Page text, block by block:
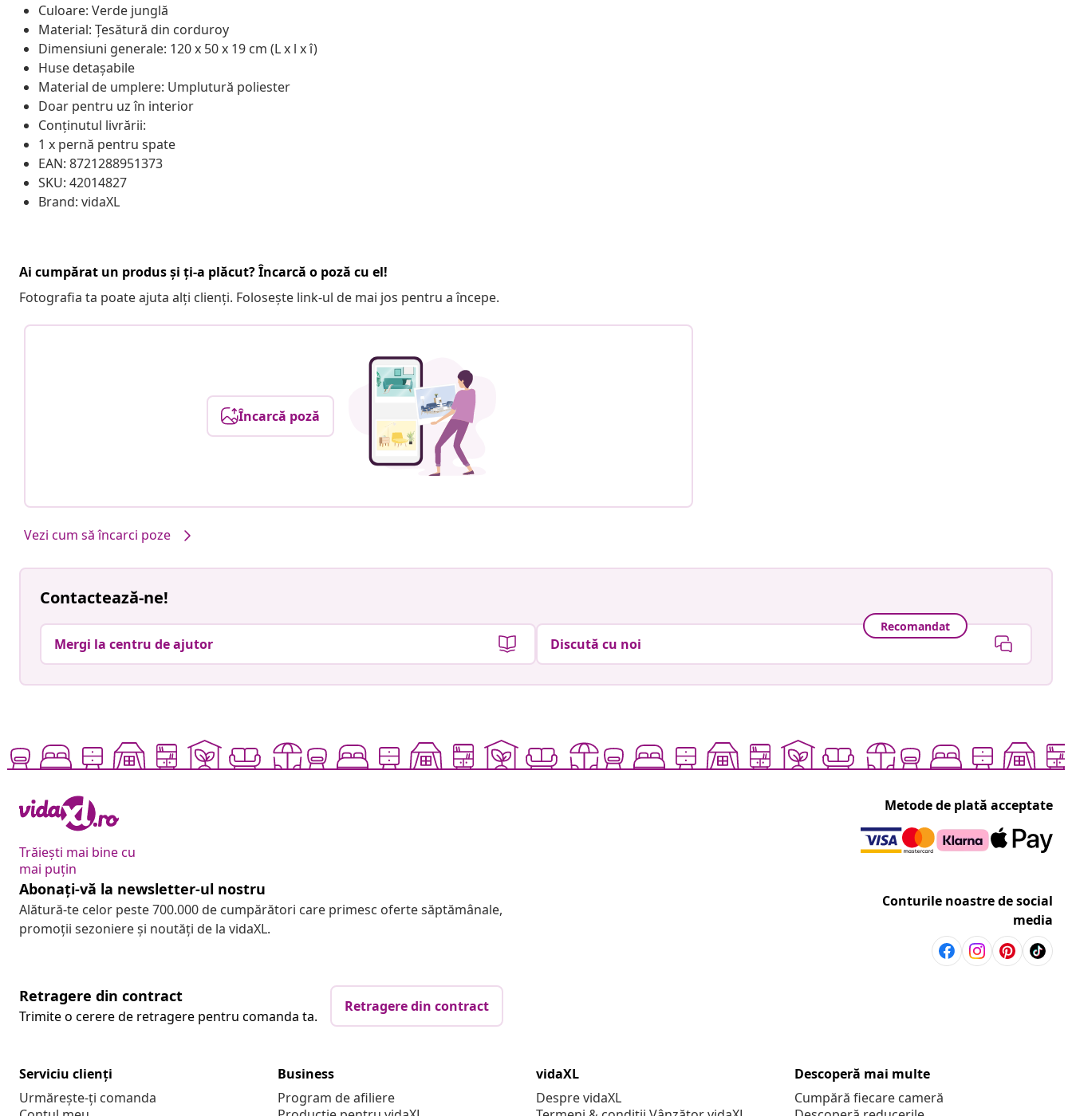
Culoare: Verde junglă
Material: Țesătură din corduroy
Dimensiuni generale: 120 x 50 x 19 cm (L x l x î)
Huse detașabile
Material de umplere: Umplutură poliester
Doar pentru uz în interior
Conținutul livrării:
1 x pernă pentru spate
EAN: 8721288951373
SKU: 42014827
Brand: vidaXL
Ai cumpărat un produs și ți-a plăcut? Încarcă o poză cu el!
Fotografia ta poate ajuta alți clienți. Folosește link-ul de mai jos pentru a începe.
Încarcă poză
Vezi cum să încarci poze
Contactează-ne!
Mergi la centru de ajutor
Recomandat
Discută cu noi
Trăiești mai bine cu
mai puțin
Metode de plată acceptate
Abonați-vă la newsletter-ul nostru
Alătură-te celor peste 700.000 de cumpărători care primesc oferte săptămânale,
promoții sezoniere și noutăți de la vidaXL.
Conturile noastre de social
media
Retragere din contract
Trimite o cerere de retragere pentru comanda ta.
Retragere din contract
Serviciu clienți
Urmărește-ți comanda
Business
Program de afiliere
vidaXL
Despre vidaXL
Descoperă mai multe
Cumpără fiecare cameră